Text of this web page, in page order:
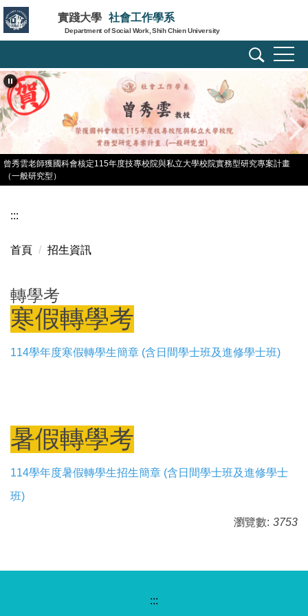
跳
到
主
內
容
區
實踐大學 社會工作學系
Department of Social Work, Shih Chien University
曾秀雲老師獲國科會核定115年度技專校院與私立大學校院實務型研究專案計畫
（一般研究型）
:::
首頁 招生資訊
轉學考
寒假轉學考
114學年度寒假轉學生簡章 (含日間學士班及進修學士班)
暑假轉學考
114學年度暑假轉學生招生簡章 (含日間學士班及進修學士
班)
瀏覽數: 3753
:::